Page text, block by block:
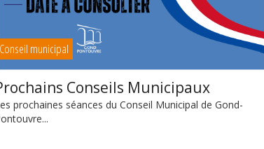
Conseil municipal
Conseils Municipaux
prochaines séances du Conseil Municipal de Gond-